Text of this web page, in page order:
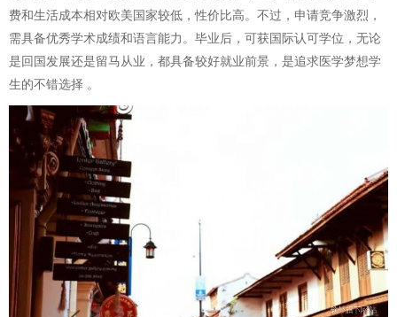
费和生活成本相对欧美国家较低，性价比高。不过，申请竞争激烈，
需具备优秀学术成绩和语言能力。毕业后，可获国际认可学位，无论
是回国发展还是留马从业，都具备较好就业前景，是追求医学梦想学
生的不错选择 。